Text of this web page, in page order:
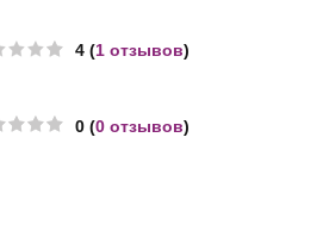
4 (1 отзывов)
0 (0 отзывов)